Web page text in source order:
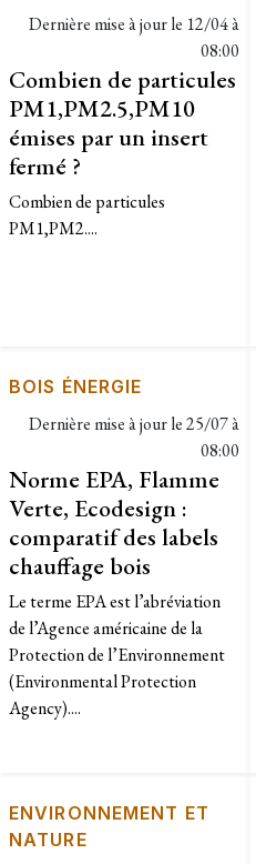
Dernière mise à jour le 12/04 à
08:00
Combien de particules
PM1,PM2.5,PM10
émises par un insert
fermé ?
Combien de particules
PM1,PM2....
BOIS ÉNERGIE
Dernière mise à jour le25/07 à
08:00
Norme EPA, Flamme
Verte, Ecodesign :
comparatif des labels
chauffage bois
Le terme EPA est l’abréviation
de l’Agence américaine de la
Protection de l’Environnement
(Environmental Protection
Agency)....
ENVIRONNEMENT ET
NATURE